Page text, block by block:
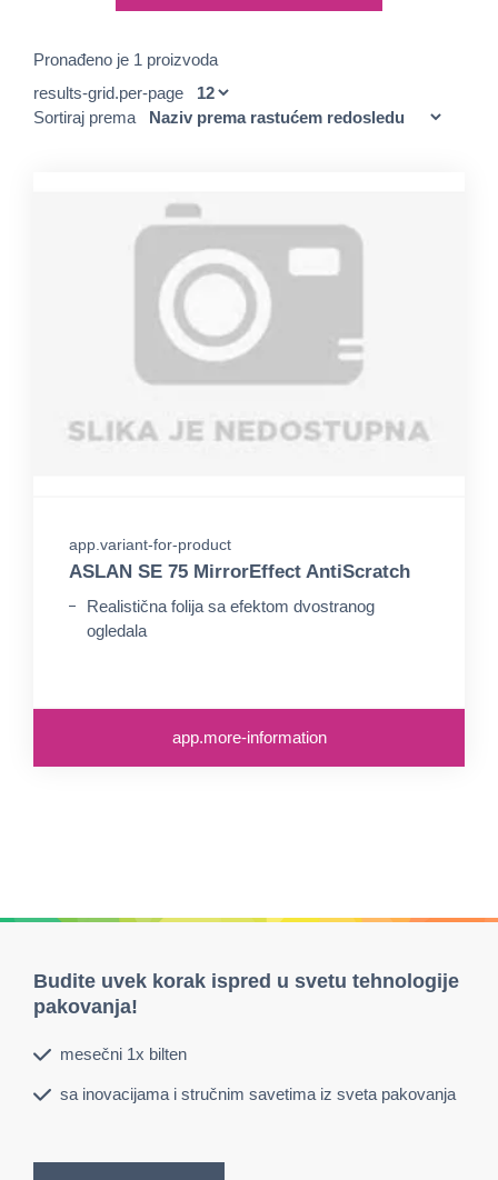
Pronađeno je 1 proizvoda
results-grid.per-page
Sortiraj prema
app.variant-for-product
ASLAN SE 75 MirrorEffect AntiScratch
Realistična folija sa efektom dvostranog
ogledala
app.more-information
Budite uvek korak ispred u svetu tehnologije
pakovanja!
mesečni 1x bilten
sa inovacijama i stručnim savetima iz sveta pakovanja